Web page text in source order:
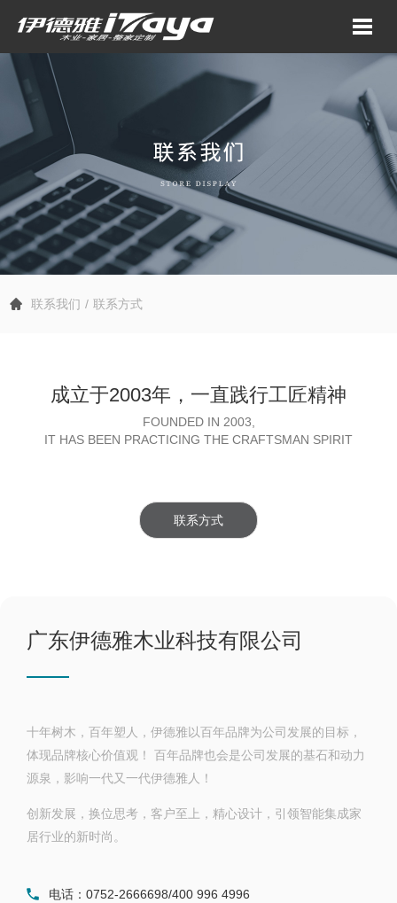
联系我们 联系方式
成立于2003年，一直践行工匠精神
FOUNDED IN 2003,
IT HAS BEEN PRACTICING THE CRAFTSMAN SPIRIT
联系方式
广东伊德雅木业科技有限公司
十年树木，百年塑人，伊德雅以百年品牌为公司发展的目标，
体现品牌核心价值观！ 百年品牌也会是公司发展的基石和动力
源泉，影响一代又一代伊德雅人！
创新发展，换位思考，客户至上，精心设计，引领智能集成家
居行业的新时尚。
电话：0752-2666698/400 996 4996